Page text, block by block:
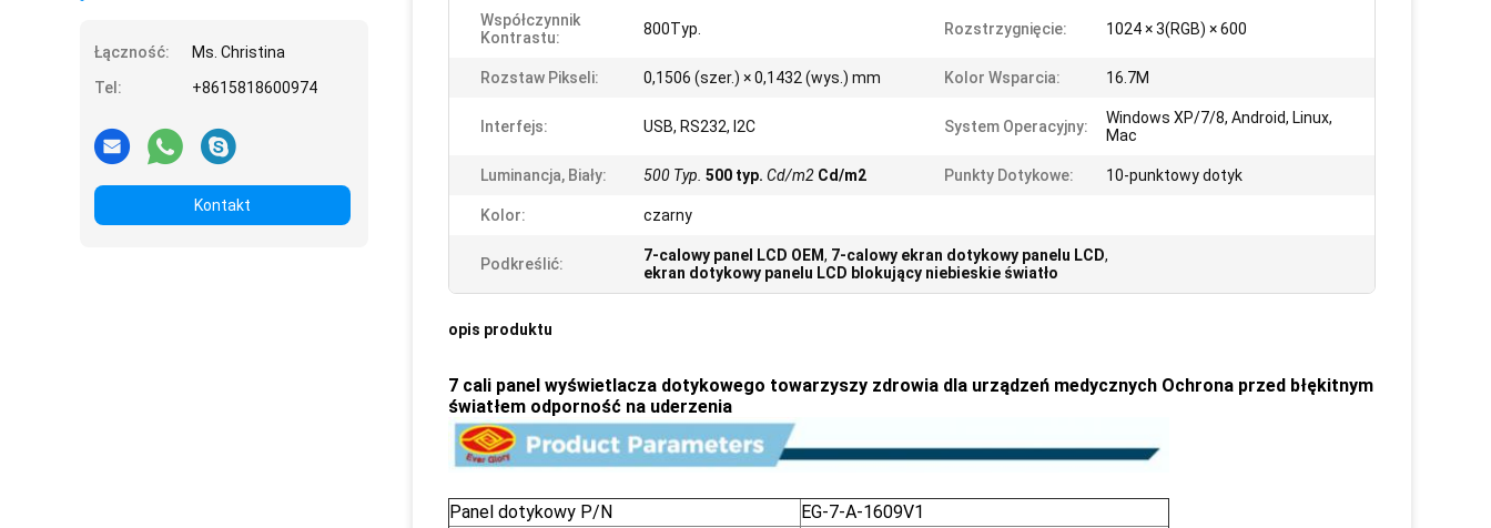
Łączność:
Ms. Christina
Tel:
+8615818600974
Kontakt
Współczynnik
Kontrastu:
800Typ. Rozstrzygnięcie: 1024 × 3(RGB) × 600
Rozstaw Pikseli: 0,1506 (szer.) × 0,1432 (wys.) mm Kolor Wsparcia: 16.7M
Interfejs: USB, RS232, I2C System Operacyjny:
Windows XP/7/8, Android, Linux,
Mac
Luminancja, Biały: 500 Typ. 500 typ. Cd/m2 Cd/m2 Punkty Dotykowe: 10-punktowy dotyk
Kolor: czarny
Podkreślić: 7-calowy panel LCD OEM, 7-calowy ekran dotykowy panelu LCD,
ekran dotykowy panelu LCD blokujący niebieskie światło
opis produktu
7 cali panel wyświetlacza dotykowego towarzyszy zdrowia dla urządzeń medycznych Ochrona przed błękitnym
światłem odporność na uderzenia
Panel dotykowy P/N
EG-7-A-1609V1